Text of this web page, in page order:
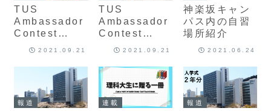
TUS
Ambassador
Contest
2021グランプ
賞受賞 エン
トリーNo.2
辻野真衣さん
へのインタビ
2021.09.21
TUS
Ambassador
Contest
2021会場より
2021.09.21
神楽坂キャン
パス内の自習
場所紹介
2021.06.24
報道 連載 報道